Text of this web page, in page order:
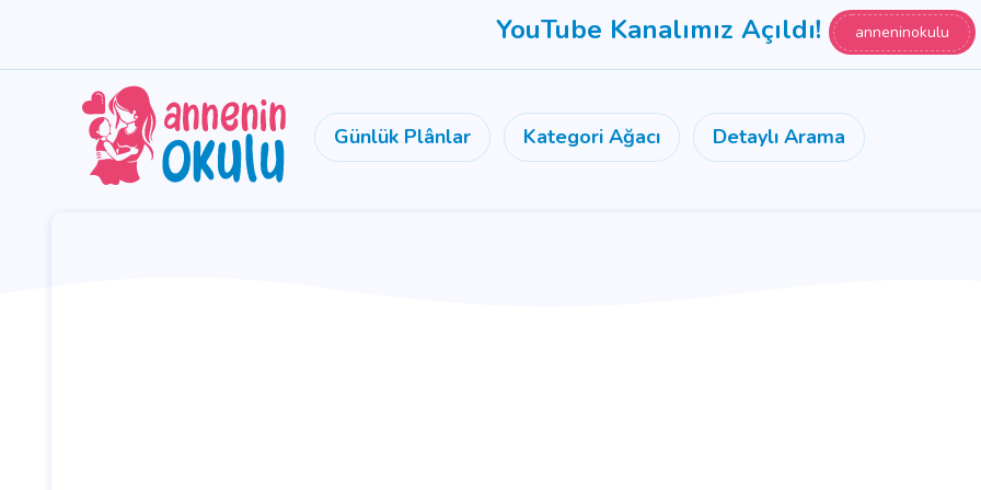
YouTube Kanalımız Açıldı! anneninokulu
Günlük Plânlar Kategori Ağacı Detaylı Arama